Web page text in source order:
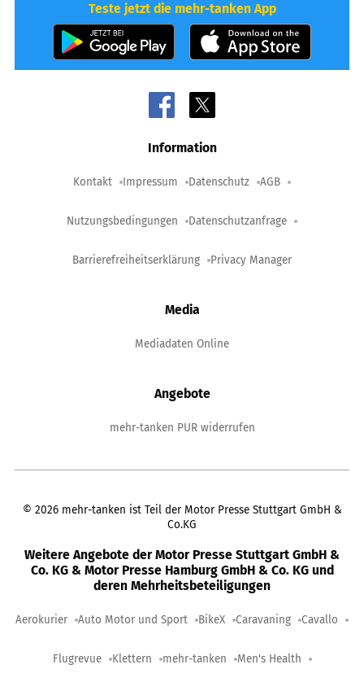
Teste jetzt die mehr-tanken App
Information
Kontakt Impressum Datenschutz AGB
Nutzungsbedingungen Datenschutzanfrage
Barrierefreiheitserklärung Privacy Manager
Media
Mediadaten Online
Angebote
mehr-tanken PUR widerrufen
© 2026 mehr-tanken ist Teil der Motor Presse Stuttgart GmbH &
Co.KG
Weitere Angebote der Motor Presse Stuttgart GmbH &
Co. KG & Motor Presse Hamburg GmbH & Co. KG und
deren Mehrheitsbeteiligungen
Aerokurier Auto Motor und Sport BikeX Caravaning Cavallo
Flugrevue Klettern mehr-tanken Men's Health